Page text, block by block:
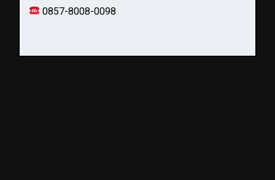
0857-8008-0098